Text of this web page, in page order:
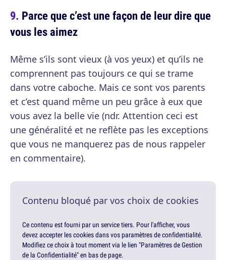
Parce que c’est une façon de leur dire que
vous les aimez
Même s’ils sont vieux (à vos yeux) et qu’ils ne
comprennent pas toujours ce qui se trame
dans votre caboche. Mais ce sont vos parents
et c’est quand même un peu grâce à eux que
vous avez la belle vie (ndr. Attention ceci est
une généralité et ne reflète pas les exceptions
que vous ne manquerez pas de nous rappeler
en commentaire).
Contenu bloqué par vos choix de cookies
Ce contenu est fourni par un service tiers. Pour l'afficher, vous
devez accepter les cookies dans vos paramètres de confidentialité.
Modifiez ce choix à tout moment via le lien "Paramètres de Gestion
de la Confidentialité" en bas de page.